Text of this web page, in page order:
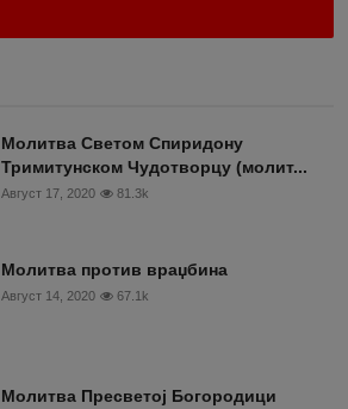
Moлитва Светом Спиридону
Тримитунском Чудотворцу (молит...
Август 17, 2020 81.3k
Молитва против враџбина
Август 14, 2020 67.1k
Молитва Пресветој Богородици